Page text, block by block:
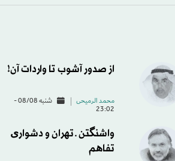
از صدور آشوب تا واردات آن!
محمد الرميحی
شنبه 08/08 -
23:02
واشنگتن ـ تهران و دشواری
تفاهم